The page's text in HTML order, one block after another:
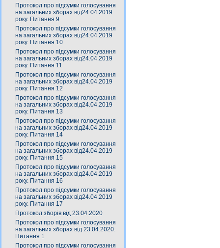
Протокол про підсумки голосування
на загальних зборах від24.04.2019
року. Питання 9
Протокол про підсумки голосування
на загальних зборах від24.04.2019
року. Питання 10
Протокол про підсумки голосування
на загальних зборах від24.04.2019
року. Питання 11
Протокол про підсумки голосування
на загальних зборах від24.04.2019
року. Питання 12
Протокол про підсумки голосування
на загальних зборах від24.04.2019
року. Питання 13
Протокол про підсумки голосування
на загальних зборах від24.04.2019
року. Питання 14
Протокол про підсумки голосування
на загальних зборах від24.04.2019
року. Питання 15
Протокол про підсумки голосування
на загальних зборах від24.04.2019
року. Питання 16
Протокол про підсумки голосування
на загальних зборах від24.04.2019
року. Питання 17
Протокол зборів від 23.04.2020
Протокол про підсумки голосування
на загальних зборах від 23.04.2020.
Питання 1
Протокол про підсумки голосування